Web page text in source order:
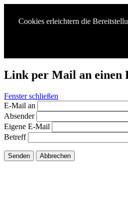
Cookies erleichtern die
Link per Mail an einen
Fenster schließen
E-Mail an
Absender
Eigene E-Mail
Betreff
Senden Abbrechen